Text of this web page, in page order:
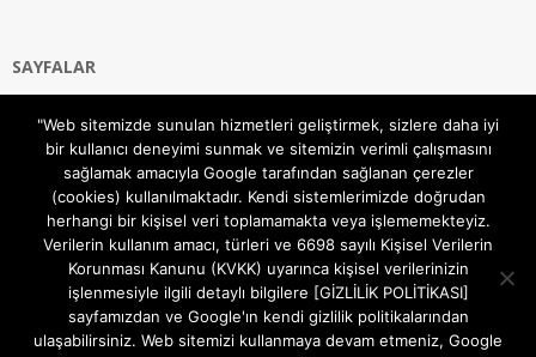
SAYFALAR
Gizlilik ve Çerezler (Cookies) Politikası
Hakkımızda
İletişim Kanalları
MODEM KURULUM
TEKNİK DESTEK
TELEVİZYON SİSTEMLERİ
"Web sitemizde sunulan hizmetleri geliştirmek, sizlere daha iyi
bir kullanıcı deneyimi sunmak ve sitemizin verimli çalışmasını
sağlamak amacıyla Google tarafından sağlanan çerezler
(cookies) kullanılmaktadır. Kendi sistemlerimizde doğrudan
herhangi bir kişisel veri toplamamakta veya işlememekteyiz.
Verilerin kullanım amacı, türleri ve 6698 sayılı Kişisel Verilerin
Korunması Kanunu (KVKK) uyarınca kişisel verilerinizin
işlenmesiyle ilgili detaylı bilgilere [GİZLİLİK POLİTİKASI]
sayfamızdan ve Google'ın kendi gizlilik politikalarından
ulaşabilirsiniz. Web sitemizi kullanmaya devam etmeniz, Google